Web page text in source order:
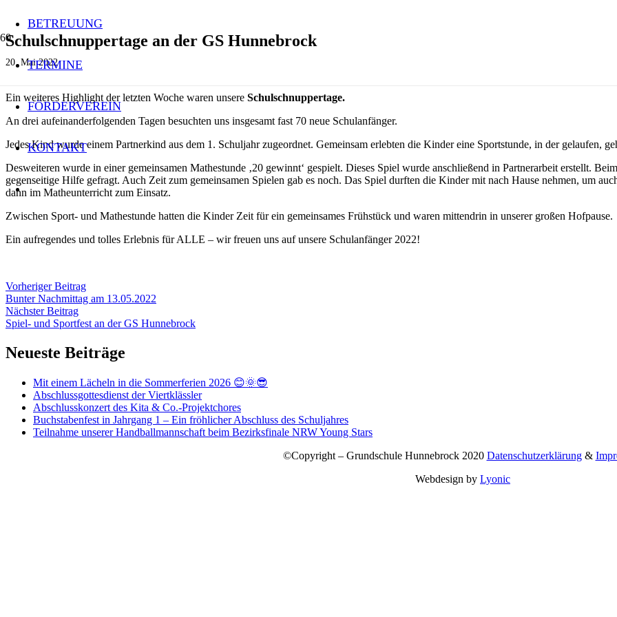
BETREUUNG
TERMINE
FÖRDERVEREIN
KONTAKT
Schulschnuppertage an der GS Hunnebrock
20. Mai 2022
Ein weiteres Highlight der letzten Woche waren unsere Schulschnuppertage.
An drei aufeinanderfolgenden Tagen besuchten uns insgesamt fast 70 neue Schulanfänger.
Jedes Kind wurde einem Partnerkind aus dem 1. Schuljahr zugeordnet. Gemeinsam erlebten die Kinder eine Sportstunde, in der gelaufen,
Desweiteren wurde in einer gemeinsamen Mathestunde ‚20 gewinnt‘ gespielt. Dieses Spiel wurde anschließend in Partnerarbeit erstellt.
gegenseitige Hilfe gefragt. Auch Zeit zum gemeinsamen Spielen gab es noch. Das Spiel durften die Kinder mit nach Hause nehmen, um
dann im Matheunterricht zum Einsatz.
Zwischen Sport- und Mathestunde hatten die Kinder Zeit für ein gemeinsames Frühstück und waren mittendrin in unserer großen Hofpause.
Ein aufregendes und tolles Erlebnis für ALLE – wir freuen uns auf unsere Schulanfänger 2022!
Vorheriger Beitrag
Bunter Nachmittag am 13.05.2022
Nächster Beitrag
Spiel- und Sportfest an der GS Hunnebrock
Neueste Beiträge
Mit einem Lächeln in die Sommerferien 2026 😊🌞😎
Abschlussgottesdienst der Viertklässler
Abschlusskonzert des Kita & Co.-Projektchores
Buchstabenfest in Jahrgang 1 – Ein fröhlicher Abschluss des Schuljahres
Teilnahme unserer Handballmannschaft beim Bezirksfinale NRW Young Stars
©Copyright – Grundschule Hunnebrock 2020 Datenschutzerklärung&
Webdesign by Lyonic